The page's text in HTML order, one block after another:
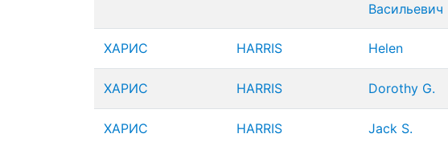
Васильевич
ХАРИС HARRIS Helen
ХАРИС HARRIS Dorothy G.
ХАРИС HARRIS Jack S.